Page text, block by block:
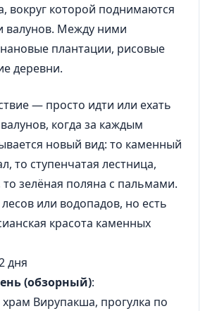
вокруг которой поднимаются
валунов. Между ними
плантации, рисовые
деревни.
— просто идти или ехать
когда за каждым
новый вид: то каменный
то ступенчатая лестница,
зелёная поляна с пальмами.
лесов или водопадов, но есть
красота каменных
дня
(обзорный):
Вирупакша, прогулка по